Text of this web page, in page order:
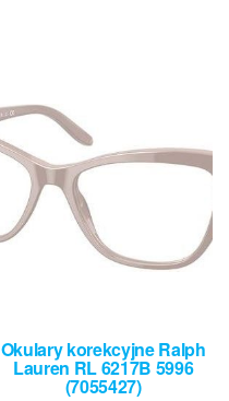
Okulary korekcyjne Ralph
Lauren RL 6217B 5996
(7055427)